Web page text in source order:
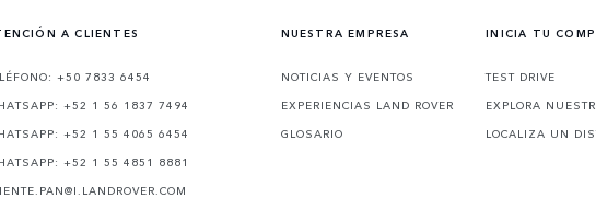
A CLIENTES
+50 7833 6454
+52 1 56 1837 7494
+52 1 55 4065 6454
+52 1 55 4851 8881
NUESTRA EMPRESA
NOTICIAS Y EVENTOS
EXPERIENCIAS LAND ROVER
GLOSARIO
INICIA TU
TEST DRIVE
EXPLORA
LOCALIZA UN